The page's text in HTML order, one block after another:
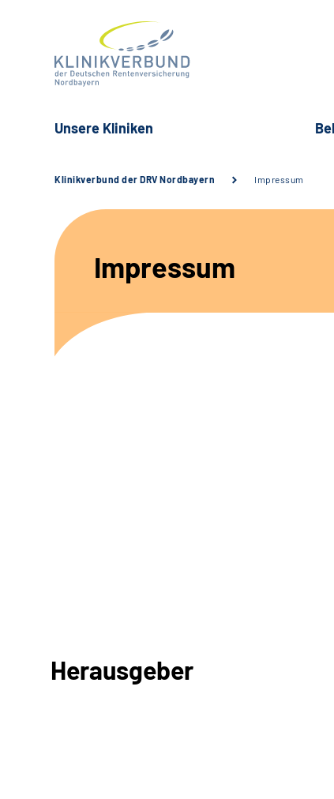
Unsere Kliniken
Klinikverbund der DRV Nordbayern Impressum
Impressum
Herausgeber